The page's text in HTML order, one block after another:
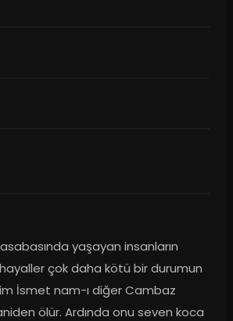
yaşayan insanların
çok daha kötü bir durumun
İsmet nam-ı diğer Cambaz
ölür. Ardında onu seven koca